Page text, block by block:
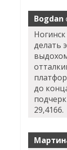
Bogdan
делать
до
29,4166.